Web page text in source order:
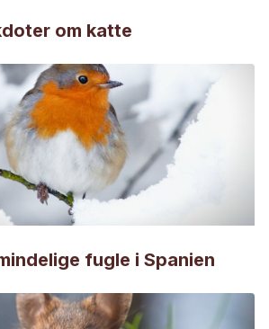
bies.201100161
om katte
fugle i Spanien